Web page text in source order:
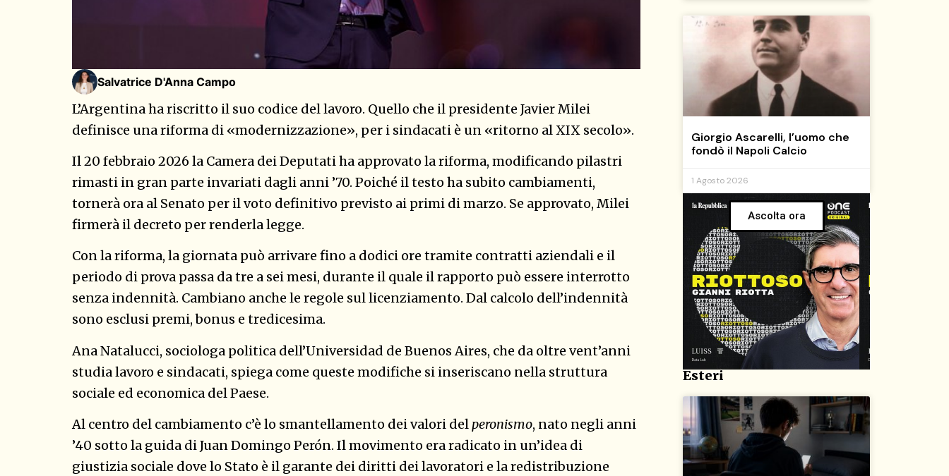
Salvatrice D'Anna Campo
L’Argentina ha riscritto il suo codice del lavoro. Quello che il presidente Javier Milei
definisce una riforma di «modernizzazione», per i sindacati è un «ritorno al XIX secolo».
Il 20 febbraio 2026 la Camera dei Deputati ha approvato la riforma, modificando pilastri
rimasti in gran parte invariati dagli anni ’70. Poiché il testo ha subito cambiamenti,
tornerà ora al Senato per il voto definitivo previsto ai primi di marzo. Se approvato, Milei
firmerà il decreto per renderla legge.
Con la riforma, la giornata può arrivare fino a dodici ore tramite contratti aziendali e il
periodo di prova passa da tre a sei mesi, durante il quale il rapporto può essere interrotto
senza indennità. Cambiano anche le regole sul licenziamento. Dal calcolo dell’indennità
sono esclusi premi, bonus e tredicesima.
Ana Natalucci, sociologa politica dell’Universidad de Buenos Aires, che da oltre vent’anni
studia lavoro e sindacati, spiega come queste modifiche si inseriscano nella struttura
sociale ed economica del Paese.
Al centro del cambiamento c’è lo smantellamento dei valori delperonismo, nato negli anni
’40 sotto la guida di Juan Domingo Perón. Il movimento era radicato in un’idea di
giustizia sociale dove lo Stato è il garante dei diritti dei lavoratori e la redistribuzione
Giorgio Ascarelli, l’uomo che
fondò il Napoli Calcio
1 Agosto 2026
Ascolta ora
Esteri